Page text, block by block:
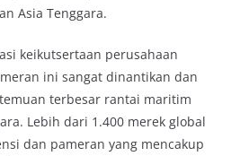
Asia Tenggara.
keikutsertaan perusahaan
ini sangat dinantikan dan
terbesar rantai maritim
Lebih dari 1.400 merek global
dan pameran yang mencakup